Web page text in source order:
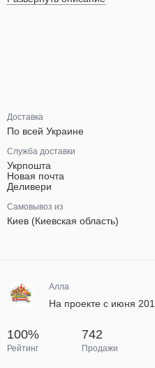
Доставка
По всей Украине
Служба доставки
Укрпошта
Новая почта
Деливери
Самовывоз из
Киев (Киевская область)
Алла
На проекте с июня
100%
Рейтинг
742
Продажи